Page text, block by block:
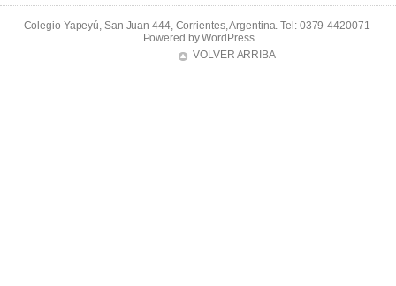
Colegio Yapeyú, San Juan 444, Corrientes, Argentina. Tel: 0379-4420071 -
Powered byWordPress.
VOLVER ARRIBA